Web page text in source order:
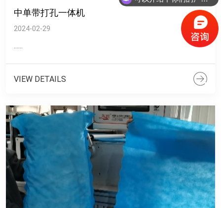
中单带打孔一体机
2024-02-29
......
VIEW DETAILS